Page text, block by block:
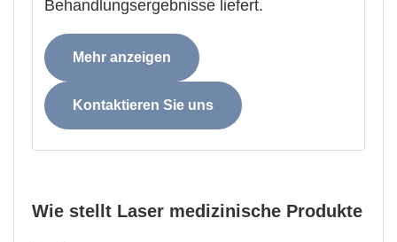
Behandlungsergebnisse liefert.
Mehr anzeigen
Kontaktieren Sie uns
Wie stellt Laser medizinische Produkte